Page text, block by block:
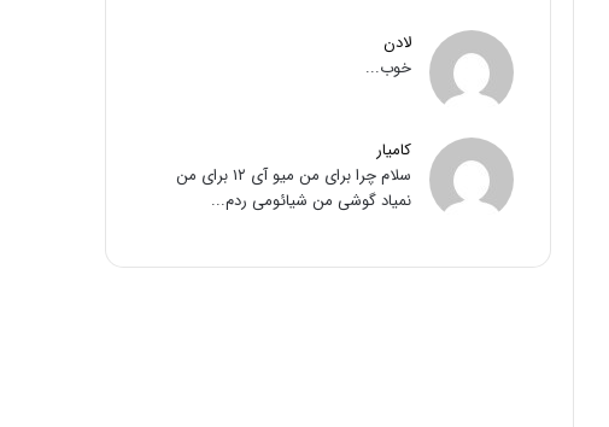
لادن
خوب...
کامیار
سلام چرا برای من میو آی ۱۲ برای من
نمیاد گوشی من شیائومی ردم...